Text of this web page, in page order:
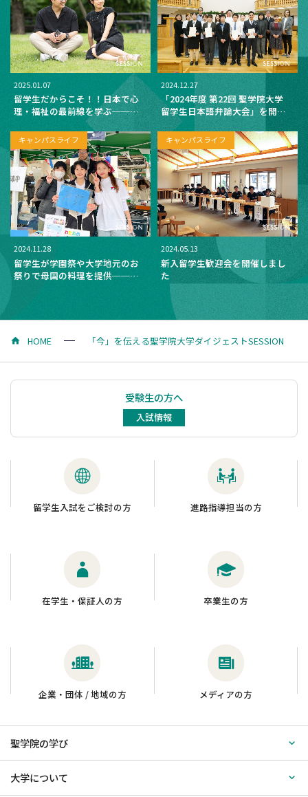
2025.01.07
留学生だからこそ！！日本で心
理・福祉の最前線を学ぶ──心
理福祉学科外国人留学生インタ
ビュー
2024.12.27
「2024年度 第22回 聖学院大学
留学生日本語弁論大会」を開催
しました
キャンパスライフ
2024.11.28
留学生が学園祭や大学地元のお
祭りで母国の料理を提供──留
キャンパスライフ
2024.05.13
新入留学生歓迎会を開催しまし
た
HOME 「今」を伝える聖学院大学ダイジェストSESSION
受験生の方へ
入試情報
留学生入試をご検討の方 進路指導担当の方
在学生・保証人の方 卒業生の方
企業・団体 / 地域の方 メディアの方
聖学院の学び
大学について